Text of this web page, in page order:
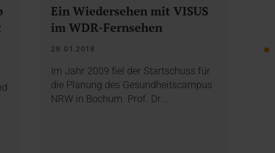
Ein Wiedersehen mit VISUS
im WDR-Fernsehen
29.01.2018
Im Jahr 2009 fiel der Startschuss für
die Planung des Gesundheitscampus
NRW in Bochum. Prof. Dr.…